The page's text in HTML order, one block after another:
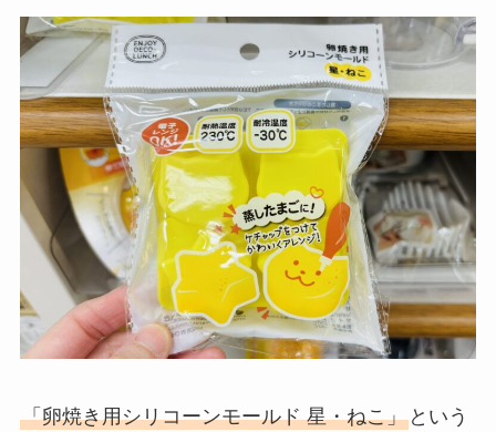
「卵焼き用シリコーンモールド 星・ねこ」という